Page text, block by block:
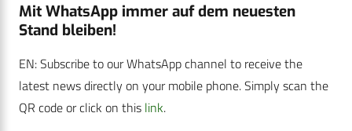
Mit WhatsApp immer auf dem neuesten
Stand bleiben!
EN: Subscribe to our WhatsApp channel to receive the
latest news directly on your mobile phone. Simply scan the
QR code or click on this link.